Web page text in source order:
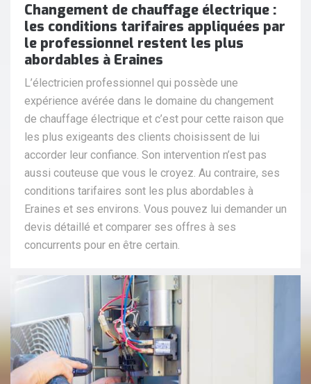
Changement de chauffage électrique :
les conditions tarifaires appliquées par
le professionnel restent les plus
abordables à Eraines
L’électricien professionnel qui possède une
expérience avérée dans le domaine du changement
de chauffage électrique et c’est pour cette raison que
les plus exigeants des clients choisissent de lui
accorder leur confiance. Son intervention n’est pas
aussi couteuse que vous le croyez. Au contraire, ses
conditions tarifaires sont les plus abordables à
Eraines et ses environs. Vous pouvez lui demander un
devis détaillé et comparer ses offres à ses
concurrents pour en être certain.